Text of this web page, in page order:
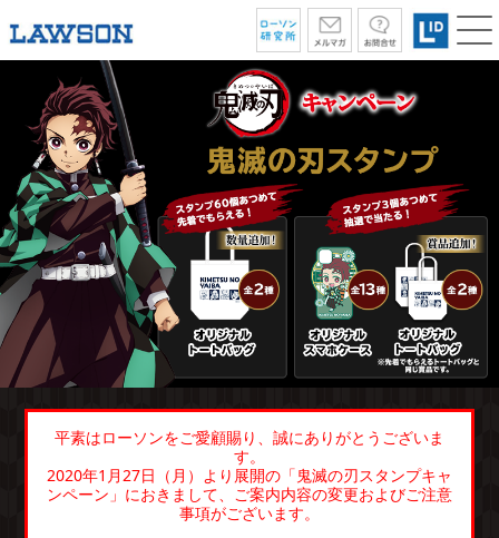
平素はローソンをご愛顧賜り、誠にありがとうございま
す。
2020年1月27日（月）より展開の「鬼滅の刃スタンプキャ
ンペーン」におきまして、ご案内内容の変更およびご注意
事項がございます。